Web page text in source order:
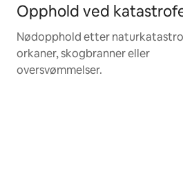
Opphold ved
Nødopphold etter
orkaner, skogbranner eller
oversvømmelser.